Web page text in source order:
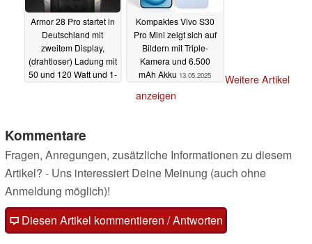
Armor 28 Pro startet in
Deutschland mit
zweitem Display,
(drahtloser) Ladung mit
50 und 120 Watt und 1-
Kompaktes Vivo S30
Pro Mini zeigt sich auf
Bildern mit Triple-
Kamera und 6.500
mAh Akku 13.05.2025
Weitere Artikel
anzeigen
Kommentare
Fragen, Anregungen, zusätzliche Informationen zu diesem
Artikel? - Uns interessiert Deine Meinung (auch ohne
Anmeldung möglich)!
Diesen Artikel kommentieren / Antworten